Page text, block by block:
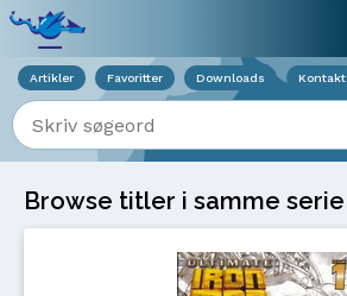
Artikler Favoritter Downloads Kontakt
Indtast søgeord
Browse titler i samme serie
Viser overlay for indkøbskurv